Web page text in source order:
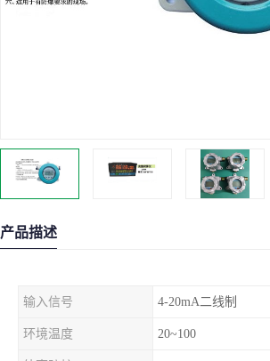
产品描述
输入信号 4-20mA二线制
环境温度 20~100